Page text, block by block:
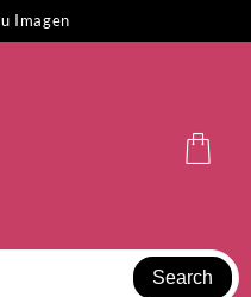
Imagen
Search